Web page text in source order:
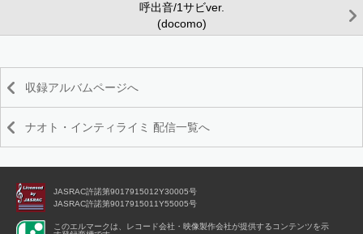
呼出音/1サビver.
(docomo)
収録アルバムページへ
ナオト・インティライミ 配信一覧へ
JASRAC許諾第9017915012Y30005号
JASRAC許諾第9017915011Y55005号
このエルマークは、レコード会社・映像製作会社が提供するコンテンツを示